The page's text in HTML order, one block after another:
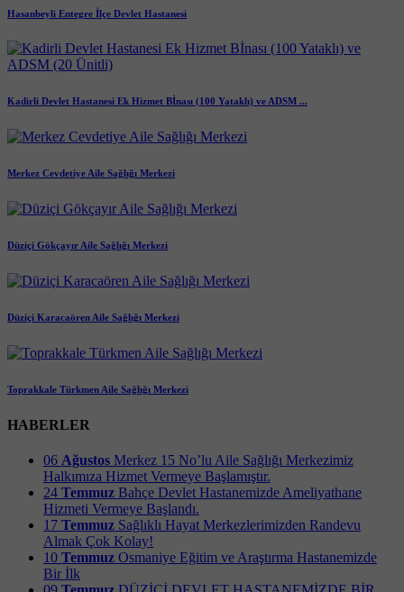
Hasanbeyli Entegre İlçe Devlet Hastanesi
Kadirli Devlet Hastanesi Ek Hizmet Bİnası (100 Yataklı) ve ADSM ...
Merkez Cevdetiye Aile Sağlığı Merkezi
Düziçi Gökçayır Aile Sağlığı Merkezi
Düziçi Karacaören Aile Sağlığı Merkezi
Toprakkale Türkmen Aile Sağlığı Merkezi
HABERLER
06 Ağustos Merkez 15 No’lu Aile Sağlığı Merkezimiz
Halkımıza Hizmet Vermeye Başlamıştır.
24 Temmuz Bahçe Devlet Hastanemizde Ameliyathane
Hizmeti Vermeye Başlandı.
17 Temmuz Sağlıklı Hayat Merkezlerimizden Randevu
Almak Çok Kolay!
10 Temmuz Osmaniye Eğitim ve Araştırma Hastanemizde
Bir İlk